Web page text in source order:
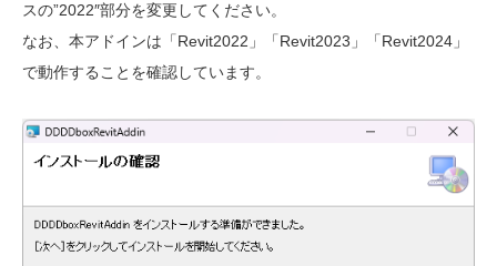
スの”2022″部分を変更してください。
なお、本アドインは「Revit2022」「Revit2023」「Revit2024」
で動作することを確認しています。